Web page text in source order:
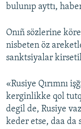
bulunıp ayttı,
Onıñ sözlerine
nisbeten öz
sanktsiyalar
«Rusiye Qırımnı
kerginlikke qol
degil de, Rusiye
keder etse, daa da